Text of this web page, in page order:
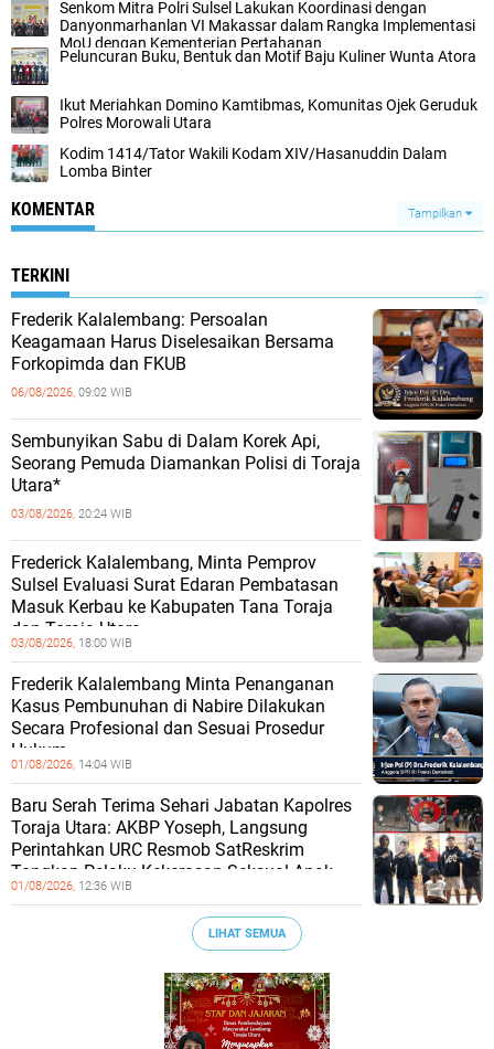
Senkom Mitra Polri Sulsel Lakukan Koordinasi dengan
Danyonmarhanlan VI Makassar dalam Rangka Implementasi
MoU dengan Kementerian Pertahanan
Peluncuran Buku, Bentuk dan Motif Baju Kuliner Wunta Atora
Ikut Meriahkan Domino Kamtibmas, Komunitas Ojek Geruduk
Polres Morowali Utara
Kodim 1414/Tator Wakili Kodam XIV/Hasanuddin Dalam
Lomba Binter
KOMENTAR Tampilkan
TERKINI
Frederik Kalalembang: Persoalan
Keagamaan Harus Diselesaikan Bersama
Forkopimda dan FKUB
06/08/2026, 09:02 WIB
Sembunyikan Sabu di Dalam Korek Api,
Seorang Pemuda Diamankan Polisi di Toraja
Utara*
03/08/2026, 20:24 WIB
Frederick Kalalembang, Minta Pemprov
Sulsel Evaluasi Surat Edaran Pembatasan
Masuk Kerbau ke Kabupaten Tana Toraja
dan Toraja Utara
03/08/2026, 18:00 WIB
Frederik Kalalembang Minta Penanganan
Kasus Pembunuhan di Nabire Dilakukan
Secara Profesional dan Sesuai Prosedur
Hukum
01/08/2026, 14:04 WIB
Baru Serah Terima Sehari Jabatan Kapolres
Toraja Utara: AKBP Yoseph, Langsung
Perintahkan URC Resmob SatReskrim
Tangkap Pelaku Kekerasan Seksual Anak
01/08/2026, 12:36 WIB
LIHAT SEMUA